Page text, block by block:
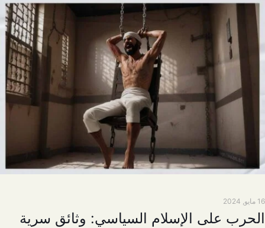
16 مايو, 2024
الحرب على الإسلام السياسي: وثائق سرية